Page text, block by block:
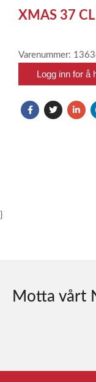
1
XMAS 37
Varenummer:
Logg inn for å
}
Motta vårt